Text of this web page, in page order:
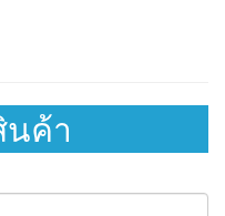
ค้า